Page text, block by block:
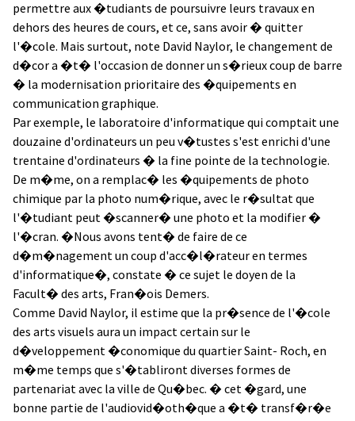
permettre aux �tudiants de poursuivre leurs travaux en
dehors des heures de cours, et ce, sans avoir � quitter
l'�cole. Mais surtout, note David Naylor, le changement de
d�cor a �t� l'occasion de donner un s�rieux coup de barre
� la modernisation prioritaire des �quipements en
communication graphique.
Par exemple, le laboratoire d'informatique qui comptait une
douzaine d'ordinateurs un peu v�tustes s'est enrichi d'une
trentaine d'ordinateurs � la fine pointe de la technologie.
De m�me, on a remplac� les �quipements de photo
chimique par la photo num�rique, avec le r�sultat que
l'�tudiant peut �scanner� une photo et la modifier �
l'�cran. �Nous avons tent� de faire de ce
d�m�nagement un coup d'acc�l�rateur en termes
d'informatique�, constate � ce sujet le doyen de la
Facult� des arts, Fran�ois Demers.
Comme David Naylor, il estime que la pr�sence de l'�cole
des arts visuels aura un impact certain sur le
d�veloppement �conomique du quartier Saint- Roch, en
m�me temps que s'�tabliront diverses formes de
partenariat avec la ville de Qu�bec. � cet �gard, une
bonne partie de l'audiovid�oth�que a �t� transf�r�e